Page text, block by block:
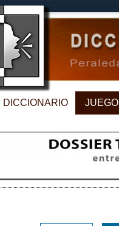
DICCIONARIO JUEGO